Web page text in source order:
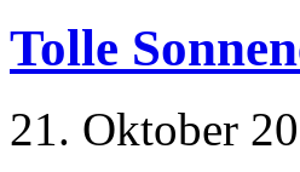
Tolle
21. Oktober